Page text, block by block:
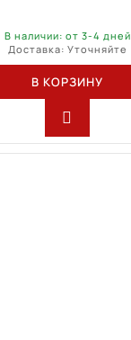
В наличии: от 3-4 дней
Доставка: Уточняйте
В КОРЗИНУ